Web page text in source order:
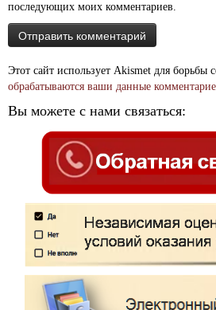
последующих моих комментариев.
Этот сайт использует Akismet для борьбы
обрабатываются ваши данные
Вы можете с нами связаться: